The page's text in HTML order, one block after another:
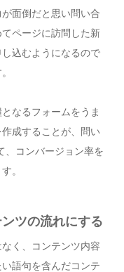
面倒だと思い問い合
ページに訪問した新
込むようになるので
なるフォームをうま
成することが、問い
、コンバージョン率を
。
ツの流れにする
く、コンテンツ内容
語句を含んだコンテ